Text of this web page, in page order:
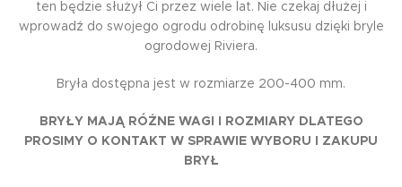
ten będzie służył Ci przez wiele lat. Nie czekaj dłużej i
wprowadź do swojego ogrodu odrobinę luksusu dzięki bryle
ogrodowej Riviera.
Bryła dostępna jest w rozmiarze 200-400 mm.
BRYŁY MAJĄ RÓŻNE WAGI I ROZMIARY DLATEGO
PROSIMY O KONTAKT W SPRAWIE WYBORU I ZAKUPU
BRYŁ